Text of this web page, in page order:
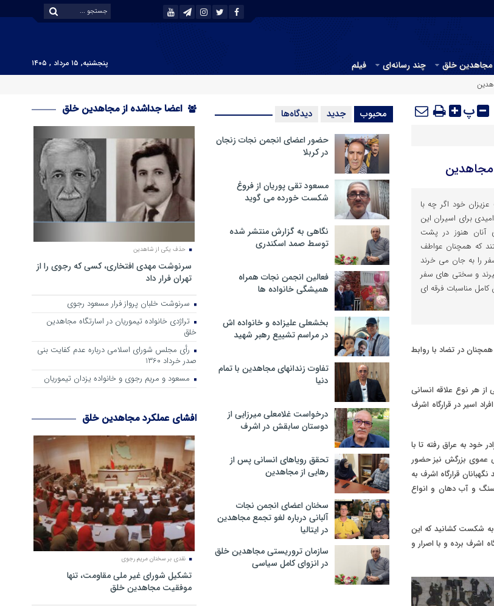
مجاهدین خلق چند رسانه‌ای فیلم
پنجشنبه, ۱۵ مرداد , ۱۴۰۵
پ
مجاهدین
خود اگر چه با
برای اسیران این
آنان هنوز در پشت
که همچنان عواطف
را به جان می خرند
و سختی های سفر
مناسبات فرقه ای
در تضاد با روابط
از هر نوع علاقه انسانی
اسیر در قرارگاه اشرف
خود به عراق رفته تا با
عموی بزرگش نیز حضور
قرارگاه اشرف به
و آب دهان و انواع
به شکست کشانید که این
اشرف برده و با اصرار و
محبوب جدید دیدگاه‌ها
حضور اعضای انجمن نجات زنجان
در کربلا
مسعود تقی پوریان از فروغ
شکست خورده می گوید
نگاهی به گزارش منتشر شده
توسط صمد اسکندری
فعالین انجمن نجات همراه
همیشگی خانواده ها
بخشعلی علیزاده و خانواده اش
در مراسم تشییع رهبر شهید
تفاوت زندانهای مجاهدین با تمام
دنیا
درخواست غلامعلی میرزایی از
دوستان سابقش در اشرف
تحقق رویاهای انسانی پس از
رهایی از مجاهدین
سخنان اعضای انجمن نجات
آلبانی درباره لغو تجمع مجاهدین
در ایتالیا
سازمان تروریستی مجاهدین خلق
در انزوای کامل سیاسی
اعضا جداشده از مجاهدین خلق
حذف یکی از شاهدین
سرنوشت مهدی افتخاری، کسی که رجوی را از
تهران فرار داد
سرنوشت خلبان پرواز فرار مسعود رجوی
تراژدی خانواده تیموریان در اسارتگاه مجاهدین
خلق
رأی مجلس شورای اسلامی درباره عدم كفایت بنی
صدر خرداد 1360
مسعود و مریم رجوی و خانواده یزدان تیموریان
افشای عملکرد مجاهدین خلق
نقدی بر سخنان مریم رجوی
تشکیل شورای غیر ملی مقاومت، تنها
موفقیت مجاهدین خلق